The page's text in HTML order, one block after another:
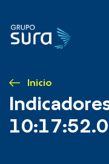
Inicio
10:17:52.0